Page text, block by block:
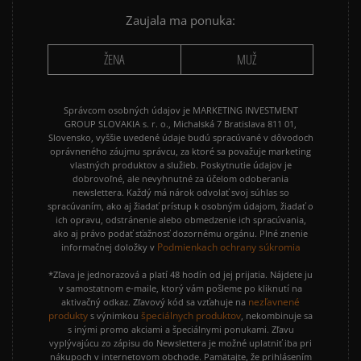
PUMA SUEDE REEBOK CLASSIC
VANS OLD SKOOL VANS SK8
Zaujala ma ponuka:
ŽENA MUŽ
Správcom osobných údajov je MARKETING INVESTMENT
GROUP SLOVAKIA s. r. o., Michalská 7 Bratislava 811 01,
Slovensko, vyššie uvedené údaje budú spracúvané v dôvodoch
oprávneného záujmu správcu, za ktoré sa považuje marketing
vlastných produktov a služieb. Poskytnutie údajov je
dobrovoľné, ale nevyhnutné za účelom odoberania
newslettera. Každý má nárok odvolať svoj súhlas so
spracúvaním, ako aj žiadať prístup k osobným údajom, žiadať o
ich opravu, odstránenie alebo obmedzenie ich spracúvania,
ako aj právo podať sťažnosť dozornému orgánu. Plné znenie
informačnej doložky v Podmienkach ochrany súkromia
*Zľava je jednorazová a platí 48 hodín od jej prijatia. Nájdete ju
v samostatnom e-maile, ktorý vám pošleme po kliknutí na
aktivačný odkaz. Zľavový kód sa vzťahuje na nezľavnené
produkty s výnimkou špeciálnych produktov, nekombinuje sa
s inými promo akciami a špeciálnymi ponukami. Zľavu
vyplývajúcu zo zápisu do Newslettera je možné uplatniť iba pri
nákupoch v internetovom obchode. Pamätajte, že prihlásením